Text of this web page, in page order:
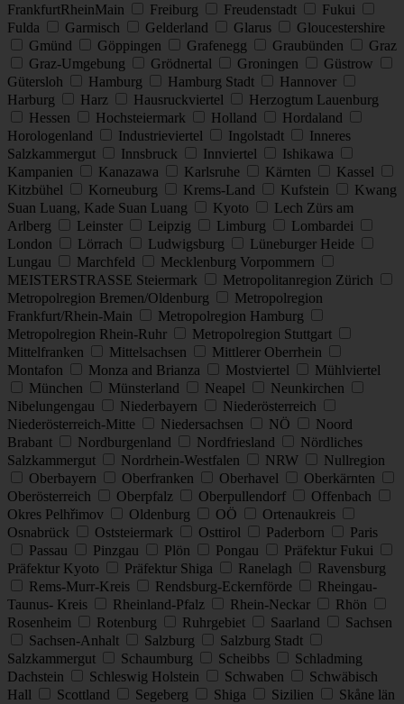
FrankfurtRheinMain
Freiburg Freudenstadt
Fukui
Fulda
Garmisch Gelderland Glarus
Gloucestershire
Gmünd
Göppingen Grafenegg Graubünden
Graz
Graz-Umgebung
Grödnertal Groningen
Güstrow
Gütersloh
Hamburg Hamburg Stadt
Hannover
Harburg
Harz Hausruckviertel
Herzogtum Lauenburg
Hessen
Hochsteiermark Holland
Hordaland
Horologenland
Industrieviertel Ingolstadt
Inneres
Salzkammergut
Innsbruck Innviertel
Ishikawa
Kampanien
Kanazawa Karlsruhe Kärnten
Kassel
Kitzbühel
Korneuburg Krems-Land Kufstein
Kwang
Suan Luang, Kade Suan Luang
Kyoto
Lech Zürs am
Arlberg
Leinster Leipzig Limburg
Lombardei
London
Lörrach Ludwigsburg
Lüneburger Heide
Lungau
Marchfeld
Mecklenburg Vorpommern
MEISTERSTRASSE Steiermark
Metropolitanregion Zürich
Metropolregion Bremen/Oldenburg
Metropolregion
Frankfurt/Rhein-Main
Metropolregion Hamburg
Metropolregion Rhein-Ruhr
Metropolregion Stuttgart
Mittelfranken
Mittelsachsen
Mittlerer Oberrhein
Montafon
Monza and Brianza Mostviertel
Mühlviertel
München
Münsterland Neapel
Neunkirchen
Nibelungengau
Niederbayern
Niederösterreich
Niederösterreich-Mitte
Niedersachsen NÖ
Noord
Brabant
Nordburgenland Nordfriesland
Nördliches
Salzkammergut
Nordrhein-Westfalen NRW
Nullregion
Oberbayern
Oberfranken Oberhavel
Oberkärnten
Oberösterreich
Oberpfalz Oberpullendorf
Offenbach
Okres Pelhřimov
Oldenburg OÖ
Ortenaukreis
Osnabrück
Oststeiermark Osttirol Paderborn
Paris
Passau
Pinzgau Plön Pongau
Präfektur Fukui
Präfektur Kyoto
Präfektur Shiga Ranelagh
Ravensburg
Rems-Murr-Kreis
Rendsburg-Eckernförde
Rheingau-
Taunus- Kreis
Rheinland-Pfalz Rhein-Neckar
Rhön
Rosenheim
Rotenburg Ruhrgebiet Saarland
Sachsen
Sachsen-Anhalt
Salzburg
Salzburg Stadt
Salzkammergut
Schaumburg Scheibbs
Schladming
Dachstein
Schleswig Holstein Schwaben
Schwäbisch
Hall
Scottland Segeberg Shiga Sizilien
Skåne län